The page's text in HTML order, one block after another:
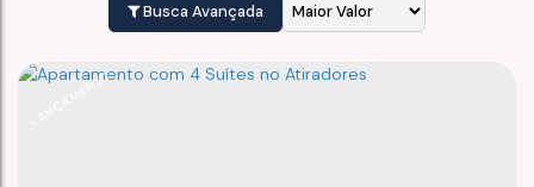
Busca Avançada
LANÇAMENTO